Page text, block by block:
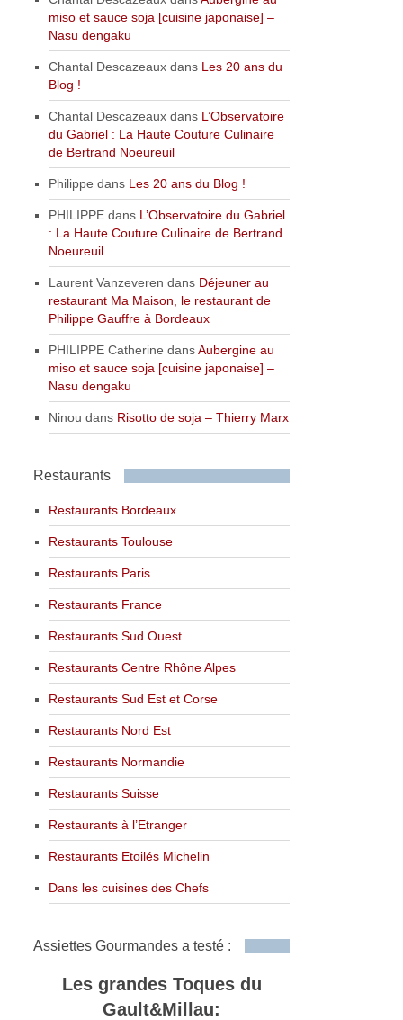
miso et sauce soja [cuisine japonaise] –
Nasu dengaku
Chantal Descazeaux dans Les 20 ans du
Blog !
Chantal Descazeaux dans L’Observatoire
du Gabriel : La Haute Couture Culinaire
de Bertrand Noeureuil
Philippe dans Les 20 ans du Blog !
PHILIPPE dans L’Observatoire du Gabriel
: La Haute Couture Culinaire de Bertrand
Noeureuil
Laurent Vanzeveren dans Déjeuner au
restaurant Ma Maison, le restaurant de
Philippe Gauffre à Bordeaux
PHILIPPE Catherine dansAubergine au
miso et sauce soja [cuisine japonaise] –
Nasu dengaku
Ninou dans Risotto de soja – Thierry Marx
Restaurants
Restaurants Bordeaux
Restaurants Toulouse
Restaurants Paris
Restaurants France
Restaurants Sud Ouest
Restaurants Centre Rhône Alpes
Restaurants Sud Est et Corse
Restaurants Nord Est
Restaurants Normandie
Restaurants Suisse
Restaurants à l’Etranger
Restaurants Etoilés Michelin
Dans les cuisines des Chefs
Assiettes Gourmandes a testé :
Les grandes Toques du
Gault&Millau: